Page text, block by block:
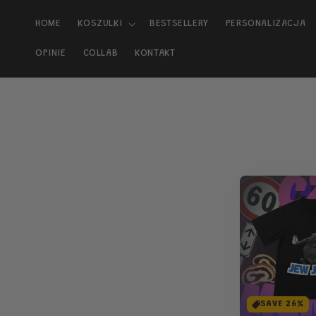
treści
HOME KOSZULKI BESTSELLERY PERSONALIZACJA
OPINIE COLLAB KONTAKT
SAVE 26%